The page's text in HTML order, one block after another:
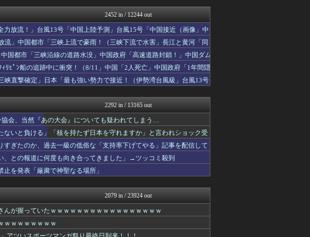
佐渡金山 韓国は...
反日愚国 恨寓瘻
まとめたニュース
NEWSまとめもりー｜2c...
を開始
理想ちゃんねる
ふぇー速
らなくなってしま...
政経ワロスまとめニュース♪
ごい民度低...
watch＠２ちゃんねる
功
常識的に考えた
投資ちゃんねる
す」「すごい民度...
オレ的ゲーム速報＠刃
し気持ち悪い」…悪... みそパンNEWS
2452 in / 12244 out
放流！」台風13号「中国上陸予測」台風15号「中国接近（画像」中
」中国都市「三峡上流で豪雨！（三峡下流で水害」長江と黄河「同
国都市「三峡沿線の道路水没」中国政府「高速道路封鎖！」中国ダム
ﾘﾋﾟﾝ船の追跡中に衝突！（8/11」中国「2人死亡」中国政府「1年間隠
直撃確定」日本「最も強い勢力で接近！（伊勢湾台風級」台風13号
2292 in / 13165 out
協会、当然『あの大会』についても疑われてしまう…
ないと負ける」「核を持たず日本を守れますか」と言われショック受
すぎたのか、過去一級の低俗な「支持率下げてやる」記事を配信して
、との報道に何度も向き合ってきました」→ツッコミ殺到
を発表「厳粛で神聖なる場所」
2079 in / 23924 out
んが握っていたｗｗｗｗｗｗｗｗｗｗｗｗｗｗｗｗｗ
ｗｗｗｗｗｗｗｗ